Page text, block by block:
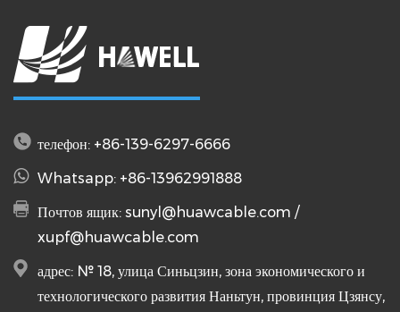
телефон: +86-139-6297-6666
Whatsapp: +86-13962991888
Почтов ящик: sunyl@huawcable.com /
xupf@huawcable.com
адрес: № 18, улица Синьцзин, зона экономического и
технологического развития Наньтун, провинция Цзянсу,